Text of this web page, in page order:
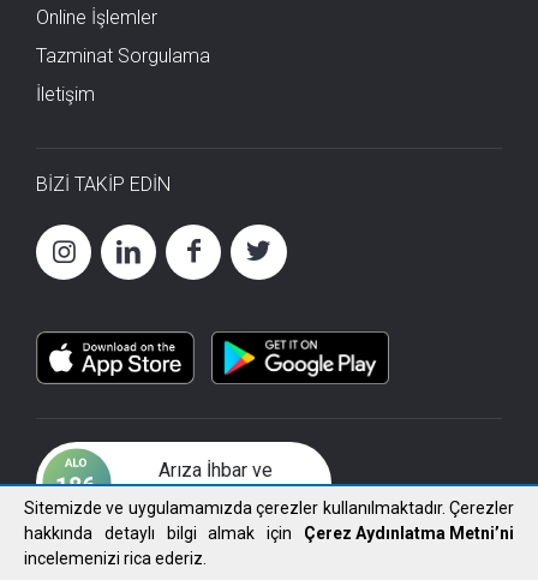
Online İşlemler
Tazminat Sorgulama
İletişim
BİZİ TAKİP EDİN
Arıza İhbar ve
Sitemizde ve uygulamamızda çerezler kullanılmaktadır. Çerezler
hakkında detaylı bilgi almak için Çerez Aydınlatma Metni’ni
incelemenizi rica ederiz.